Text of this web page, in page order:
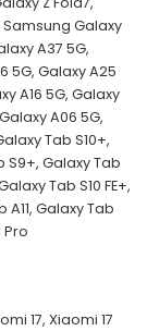
Samsung Galaxy
A37 5G,
5G, Galaxy A25
A16 5G, Galaxy
A06 5G,
Tab S10+,
S9+, Galaxy Tab
Tab S10 FE+,
A11, Galaxy Tab
Pro
17, Xiaomi 17